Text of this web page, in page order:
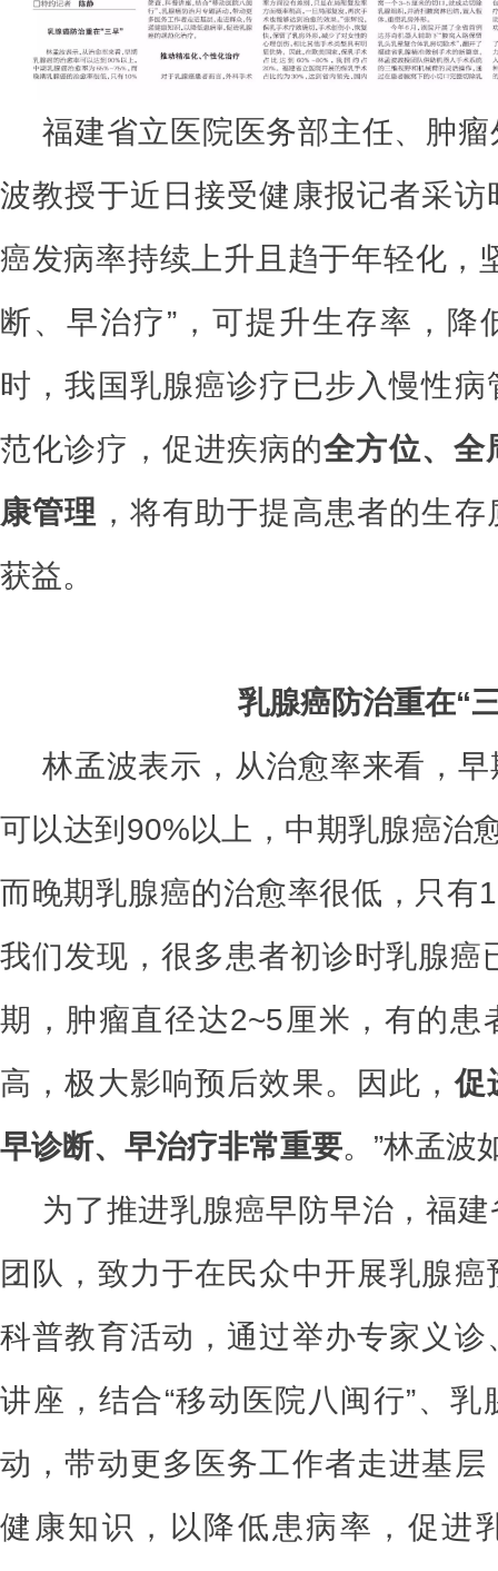
福建省立医院医务部主任、肿
波教授于近日接受健康报记者采
癌发病率持续上升且趋于年轻化，
断、早治疗”，可提升生存率，降
时，我国乳腺癌诊疗已步入慢性
范化诊疗，促进疾病的全方位、全
康管理 ，将有助于提高患者的生
获益。
乳腺癌防治重在“
林孟波表示，从治愈率来看，
可以达到90%以上，中期乳腺癌治
而晚期乳腺癌的治愈率很低，只有
我们发现，很多患者初诊时乳腺癌
期，肿瘤直径达2~5厘米，有的患
高，极大影响预后效果。因此，促
早诊断、早治疗非常重要。”林孟波
为了推进乳腺癌早防早治，福
团队，致力于在民众中开展乳腺
科普教育活动，通过举办专家义
讲座，结合“移动医院八闽行”、
动，带动更多医务工作者走进基
健康知识，以降低患病率，促进